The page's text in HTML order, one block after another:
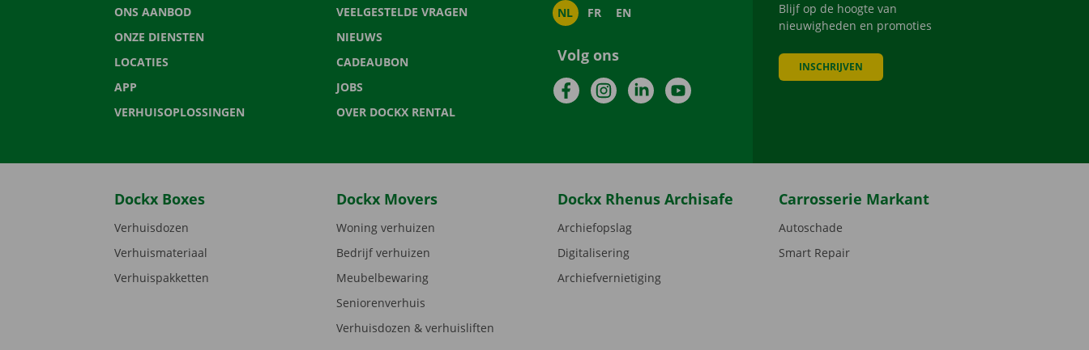
ONS AANBOD
ONZE DIENSTEN
LOCATIES
APP
VERHUISOPLOSSINGEN
VEELGESTELDE VRAGEN
NIEUWS
CADEAUBON
JOBS
OVER DOCKX RENTAL
NL FR EN
Volg ons
FacebookInstagramLinkedInYouTube
Blijf op de hoogte van
nieuwigheden en promoties
INSCHRIJVEN
Dockx Boxes
Verhuisdozen
Verhuismateriaal
Verhuispakketten
Dockx Movers
Woning verhuizen
Bedrijf verhuizen
Meubelbewaring
Seniorenverhuis
Verhuisdozen & verhuisliften
Dockx Rhenus Archisafe
Archiefopslag
Digitalisering
Archiefvernietiging
Carrosserie Markant
Autoschade
Smart Repair